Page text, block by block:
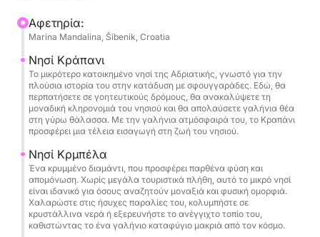
μοναδική γοητεία. Περπατήστε στα γραφικά
δρομάκια, μάθετε για το συναρπαστικό παρελθόν
του και χαλαρώστε στα κρυστάλλινα νερά.
Στη συνέχεια, θα κατευθυνθούμε στην Κρμπέλα,
ένα απομονωμένο νησί που προσφέρει ανέγγιχτη
φύση και μια ήσυχη απόδραση. Ιδανικό για όσους
παρθένο περιβάλλον και οι ήρεμες παραλίες της
Krbela είναι ιδανικά για ένα δροσιστικό μπάνιο ή
για μια ήρεμη στιγμή για να απολαύσετε τη γύρω
περιοχή.
Αφετηρία:
Marina Mandalina, Šibenik, Croatia
Νησί Κράπανι
Το μικρότερο κατοικημένο νησί της Αδριατικής, γνωστό για την
πλούσια ιστορία του στην κατάδυση με σφουγγαράδες. Εδώ, θα
περπατήσετε σε γοητευτικούς δρόμους, θα ανακαλύψετε τη
μοναδική κληρονομιά του νησιού και θα απολαύσετε γαλήνια θέα
στη γύρω θάλασσα. Με την γαλήνια ατμόσφαιρά του, το Κραπάνι
προσφέρει μια τέλεια εισαγωγή στη ζωή του νησιού.
Νησί Κρμπέλα
Ένα κρυμμένο διαμάντι, που προσφέρει παρθένα φύση και
απομόνωση. Χωρίς μεγάλα τουριστικά πλήθη, αυτό το μικρό νησί
είναι ιδανικό για όσους αναζητούν μοναξιά και φυσική ομορφιά.
Χαλαρώστε στις ήσυχες παραλίες του, κολυμπήστε σε
κρυστάλλινα νερά ή εξερευνήστε το ανέγγιχτο τοπίο του,
καθιστώντας το ένα γαλήνιο καταφύγιο μακριά από τον κόσμο.